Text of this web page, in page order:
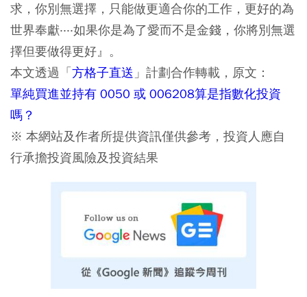
求，你別無選擇，只能做更適合你的工作，更好的為
世界奉獻‧‧‧‧如果你是為了愛而不是金錢，你將別無選
擇但要做得更好』。
本文透過「方格子直送 」計劃合作轉載，原文：
單純買進並持有 0050 或 006208算是指數化投資
嗎？
※ 本網站及作者所提供資訊僅供參考，投資人應自
行承擔投資風險及投資結果